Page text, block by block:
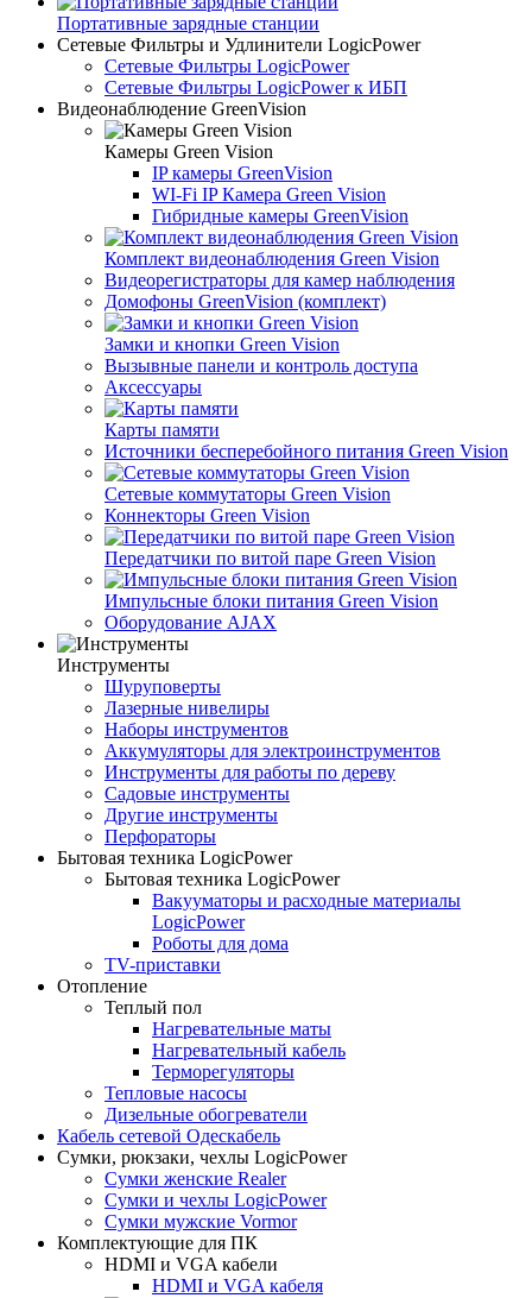
Портативные зарядные станции
Сетевые Фильтры и Удлинители LogicPower
Сетевые Фильтры LogicPower
Сетевые Фильтры LogicPower к ИБП
Видеонаблюдение GreenVision
Камеры Green Vision
IP камеры GreenVision
WI-Fi IP Камера Green Vision
Гибридные камеры GreenVision
Комплект видеонаблюдения Green Vision
Видеорегистраторы для камер наблюдения
Домофоны GreenVision (комплект)
Замки и кнопки Green Vision
Вызывные панели и контроль доступа
Аксессуары
Карты памяти
Источники бесперебойного питания Green Vision
Сетевые коммутаторы Green Vision
Коннекторы Green Vision
Передатчики по витой паре Green Vision
Импульсные блоки питания Green Vision
Оборудование AJAX
Инструменты
Шуруповерты
Лазерные нивелиры
Наборы инструментов
Аккумуляторы для электроинструментов
Инструменты для работы по дереву
Садовые инструменты
Другие инструменты
Перфораторы
Бытовая техника LogicPower
Бытовая техника LogicPower
Вакууматоры и расходные материалы
LogicPower
Роботы для дома
TV-приставки
Отопление
Теплый пол
Нагревательные маты
Нагревательный кабель
Терморегуляторы
Тепловые насосы
Дизельные обогреватели
Кабель сетевой Одескабель
Сумки, рюкзаки, чехлы LogicPower
Сумки женские Realer
Сумки и чехлы LogicPower
Сумки мужские Vormor
Комплектующие для ПК
HDMI и VGA кабели
HDMI и VGA кабеля